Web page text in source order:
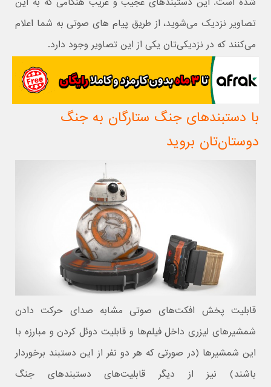
تصاویر نزدیک می‌شوید، از طریق پیام های صوتی به شما اعلام
می‌کنند که در نزدیکی‌تان یکی از این تصاویر وجود دارد.
با دستبندهای جنگ ستارگان به جنگ
دوستان‌تان بروید
قابلیت پخش افکت‌های صوتی مشابه صدای حرکت دادن
شمشیرهای لیزری داخل فیلم‌ها و قابلیت دوئل کردن و مبارزه با
این شمشیرها (در صورتی که هر دو نفر از این دستبند برخوردار
باشند) نیز از دیگر قابلیت‌های دستبندهای جنگ